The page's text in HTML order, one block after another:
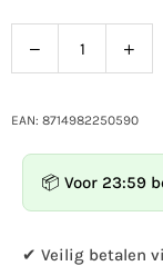
Hoeveelheid
Verlaag
de
voor
met
fruit
de
voor
EAN: 8714982250590
📦 Voor 23:59
✔ Veilig betalen